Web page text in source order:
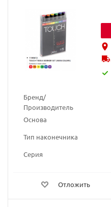
Бренд/
Производитель
Основа
Тип наконечника
Серия
Отложить